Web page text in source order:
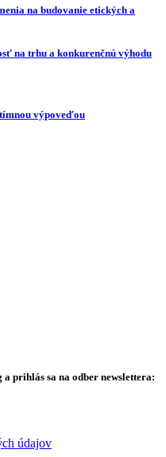
na budovanie etických a
na trhu a konkurenčnú výhodu
výpoveďou
prihlás sa na odber newslettera:
údajov